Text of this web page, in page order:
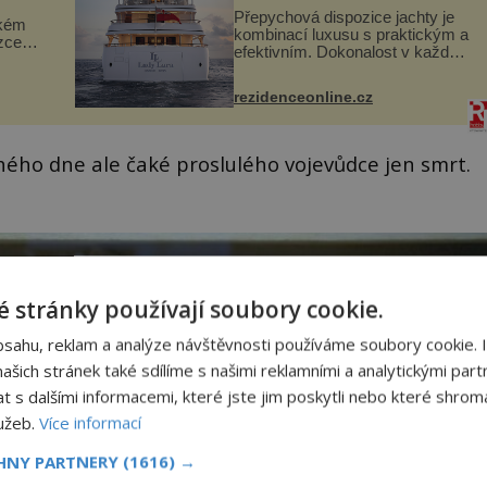
Přepychová dispozice jachty je
kombinací luxusu s praktickým a
efektivním. Dokonalost v každém
Casa, kterou byly vybaveny její
paluby. Monacký přístav nabízí
každoročn...
rezidenceonline.cz
dne ale čaké proslulého vojevůdce jen smrt.
stránky používají soubory cookie.
reklam a analýze návštěvnosti používáme soubory cookie.
stránek také sdílíme s našimi reklamními a analytickými
s dalšími informacemi, které jste jim poskytli nebo které
Více informací
PARTNERY (1616) →